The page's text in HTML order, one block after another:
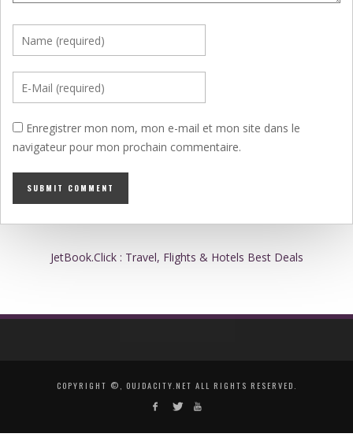
Enregistrer mon nom, mon e-mail et mon site dans le
navigateur pour mon prochain commentaire.
JetBook.Click : Travel, Flights & Hotels Best Deals
COPYRIGHT ©, OUJDACITY.NET ALL RIGHTS RESERVED.